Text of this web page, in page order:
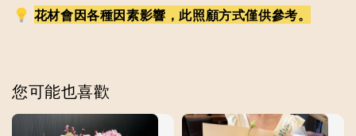
花材會因各種因素影響，此照顧方式僅供參考。
您可能也喜歡